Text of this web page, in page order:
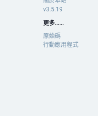
v3.5.19
更多......
原始碼
行動應用程式